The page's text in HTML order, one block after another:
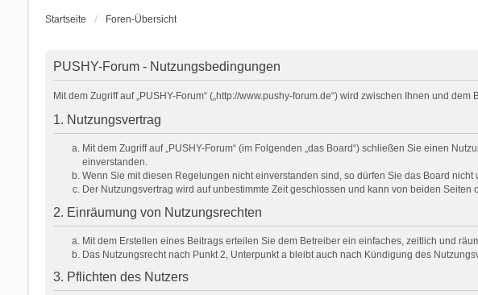
Startseite Foren-Übersicht
PUSHY-Forum - Nutzungsbedingungen
Mit dem Zugriff auf „PUSHY-Forum“ („http://www.pushy-forum.de“) wird zwischen Ihnen und
1. Nutzungsvertrag
Mit dem Zugriff auf „PUSHY-Forum“ (im Folgenden „das Board“) schließen Sie einen
einverstanden.
Wenn Sie mit diesen Regelungen nicht einverstanden sind, so dürfen Sie das Board
Der Nutzungsvertrag wird auf unbestimmte Zeit geschlossen und kann von beiden
2. Einräumung von Nutzungsrechten
Mit dem Erstellen eines Beitrags erteilen Sie dem Betreiber ein einfaches, zeitlich und
Das Nutzungsrecht nach Punkt 2, Unterpunkt a bleibt auch nach Kündigung des
3. Pflichten des Nutzers